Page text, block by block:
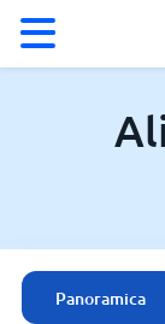
Meteo a Alice
Australia
Panoramica